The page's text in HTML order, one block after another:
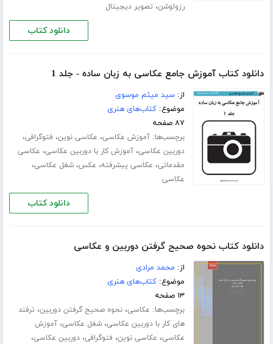
رزولوشن، تصویر دیجیتال
دانلود کتاب
دانلود کتاب آموزش جامع عکاسی به زبان ساده - جلد 1
از:سید میثم موسوی
موضوع:کتاب‌های هنری
۸۷ صفحه
برچسب‌ها:آموزش عکاسی، عکاسی نوین، فتوگرافی،
دوربین عکاسی،آموزش کار با دوربین عکاسی، عکاسی
مقدماتی، عکاسی پیشرفته، عکس،شغل عکاسی،
عکاسی
دانلود کتاب
دانلود کتاب نحوه صحیح گرفتن دوربین و عکاسی
از: محمد مرادی
موضوع:کتاب‌های هنری
۱۳ صفحه
برچسب‌ها: عکاسی،نحوه صحیح گرفتن دوربین، ترفند
های کار با دوربین عکاسی،شغل عکاسی،آموزش
عکاسی، عکاسی نوین، فتوگرافی،دوربین عکاسی،